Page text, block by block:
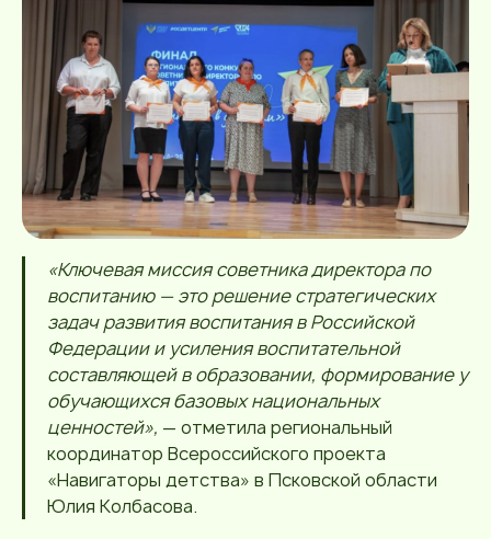
«Ключевая миссия советника директора по
воспитанию — это решение стратегических
задач развития воспитания в Российской
Федерации и усиления воспитательной
составляющей в образовании, формирование у
обучающихся базовых национальных
ценностей», — отметила региональный
координатор Всероссийского проекта
«Навигаторы детства» в Псковской области
Юлия Колбасова.